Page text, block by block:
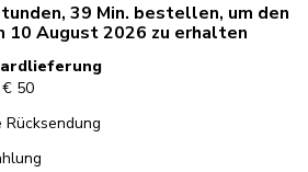
39 Min. bestellen, um den
10 August 2026 zu erhalten
50